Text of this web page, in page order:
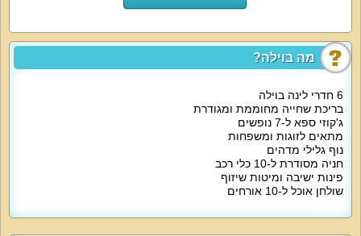
מה בוילה?
6 חדרי לינה בוילה
בריכת שחייה מחוממת ומגודרת
ג'קוזי ספא ל-7 נופשים
מתאים לזוגות ומשפחות
נוף גלילי מדהים
חניה מסודרת ל-10 כלי רכב
פינות ישיבה ומיטות שיזוף
שולחן אוכל ל-10 אורחים